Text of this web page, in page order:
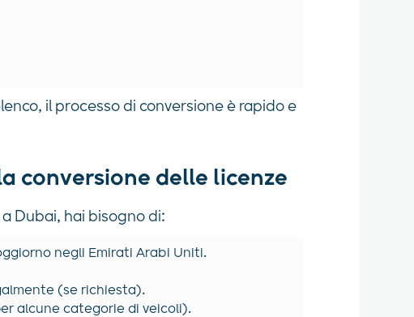
il processo di conversione è rapido e
conversione delle licenze
Dubai, hai bisogno di:
negli Emirati Arabi Uniti.
(se richiesta).
alcune categorie di veicoli).